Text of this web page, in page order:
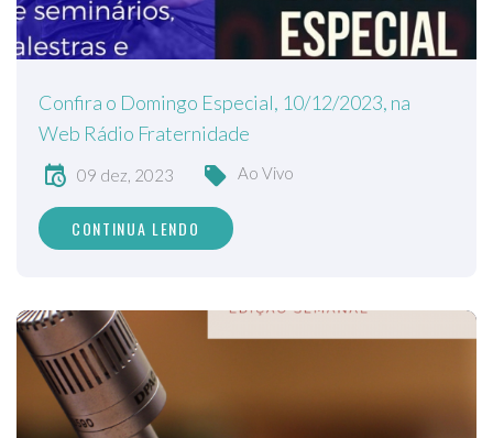
Confira o Domingo Especial, 10/12/2023, na
Web Rádio Fraternidade
09 dez, 2023 Ao Vivo
CONTINUA LENDO